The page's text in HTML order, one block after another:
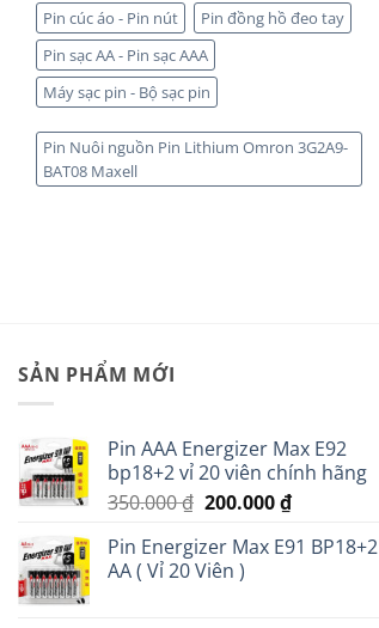
Pin cúc áo - Pin nút
Pin đồng hồ đeo tay
Pin sạc AA - Pin sạc AAA
Máy sạc pin - Bộ sạc pin
Pin Nuôi nguồn Pin Lithium Omron 3G2A9-
BAT08 Maxell
SẢN PHẨM MỚI
Pin AAA Energizer Max E92
bp18+2 vỉ 20 viên chính hãng
350.000₫ Giá
là:
350.000 ₫.
200.000₫Giá
tại
Pin Energizer Max E91 BP18+2
AA ( Vỉ 20 Viên )